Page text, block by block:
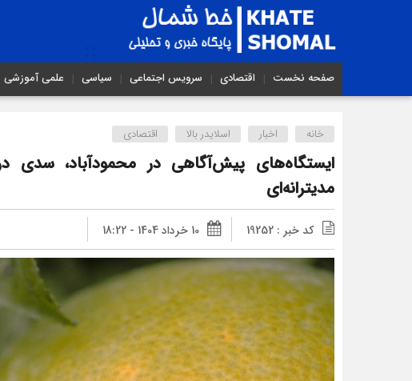
صفحه نخست اقتصادی سرویس اجتماعی سیاسی علمی آموزشی
خانه اخبار اسلایدر بالا اقتصادی
ایستگاه‌های پیش‌آگاهی در محمودآباد، سدی
مدیترانه‌ای
کد خبر : 19252 10 خرداد 1404 - 18:22